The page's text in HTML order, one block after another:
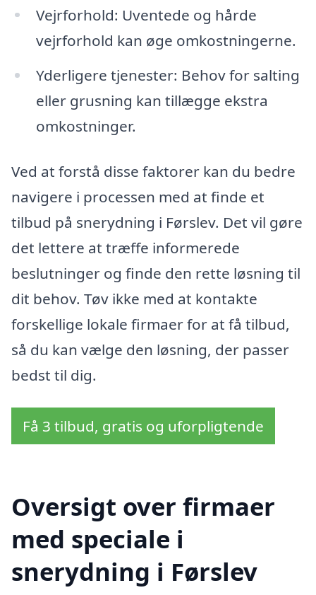
Vejrforhold: Uventede og hårde
vejrforhold kan øge omkostningerne.
Yderligere tjenester: Behov for salting
eller grusning kan tillægge ekstra
omkostninger.
Ved at forstå disse faktorer kan du bedre
navigere i processen med at finde et
tilbud på snerydning i Førslev. Det vil gøre
det lettere at træffe informerede
beslutninger og finde den rette løsning til
dit behov. Tøv ikke med at kontakte
forskellige lokale firmaer for at få tilbud,
så du kan vælge den løsning, der passer
bedst til dig.
Få 3 tilbud, gratis og uforpligtende
Oversigt over firmaer
med speciale i
snerydning i Førslev